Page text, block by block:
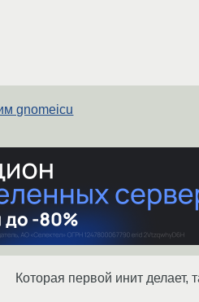
gnomeicu
Которая первой инит делает,